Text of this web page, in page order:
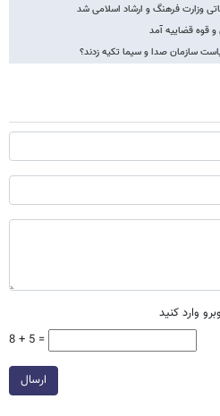
وزارت فرهنگ‌ و ارشاد اسلامی شد
قوه قضاییه آمد
سازمان صدا و سیما تکیه زدند؟
وارد کنید
8 + 5 =
ارسال